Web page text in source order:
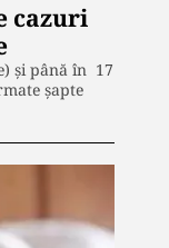
cazuri
și până în 17
șapte